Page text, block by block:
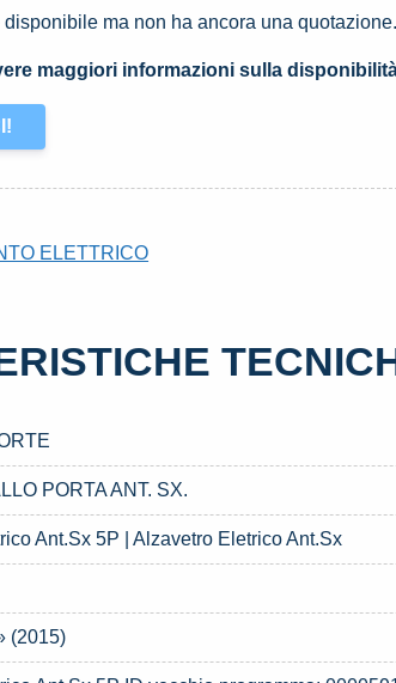
disponibile ma non ha ancora una
maggiori informazioni sulla
ELETTRICO
PORTA ANT. SX.
Ant.Sx 5P | Alzavetro Eletrico Ant.Sx
(2015)